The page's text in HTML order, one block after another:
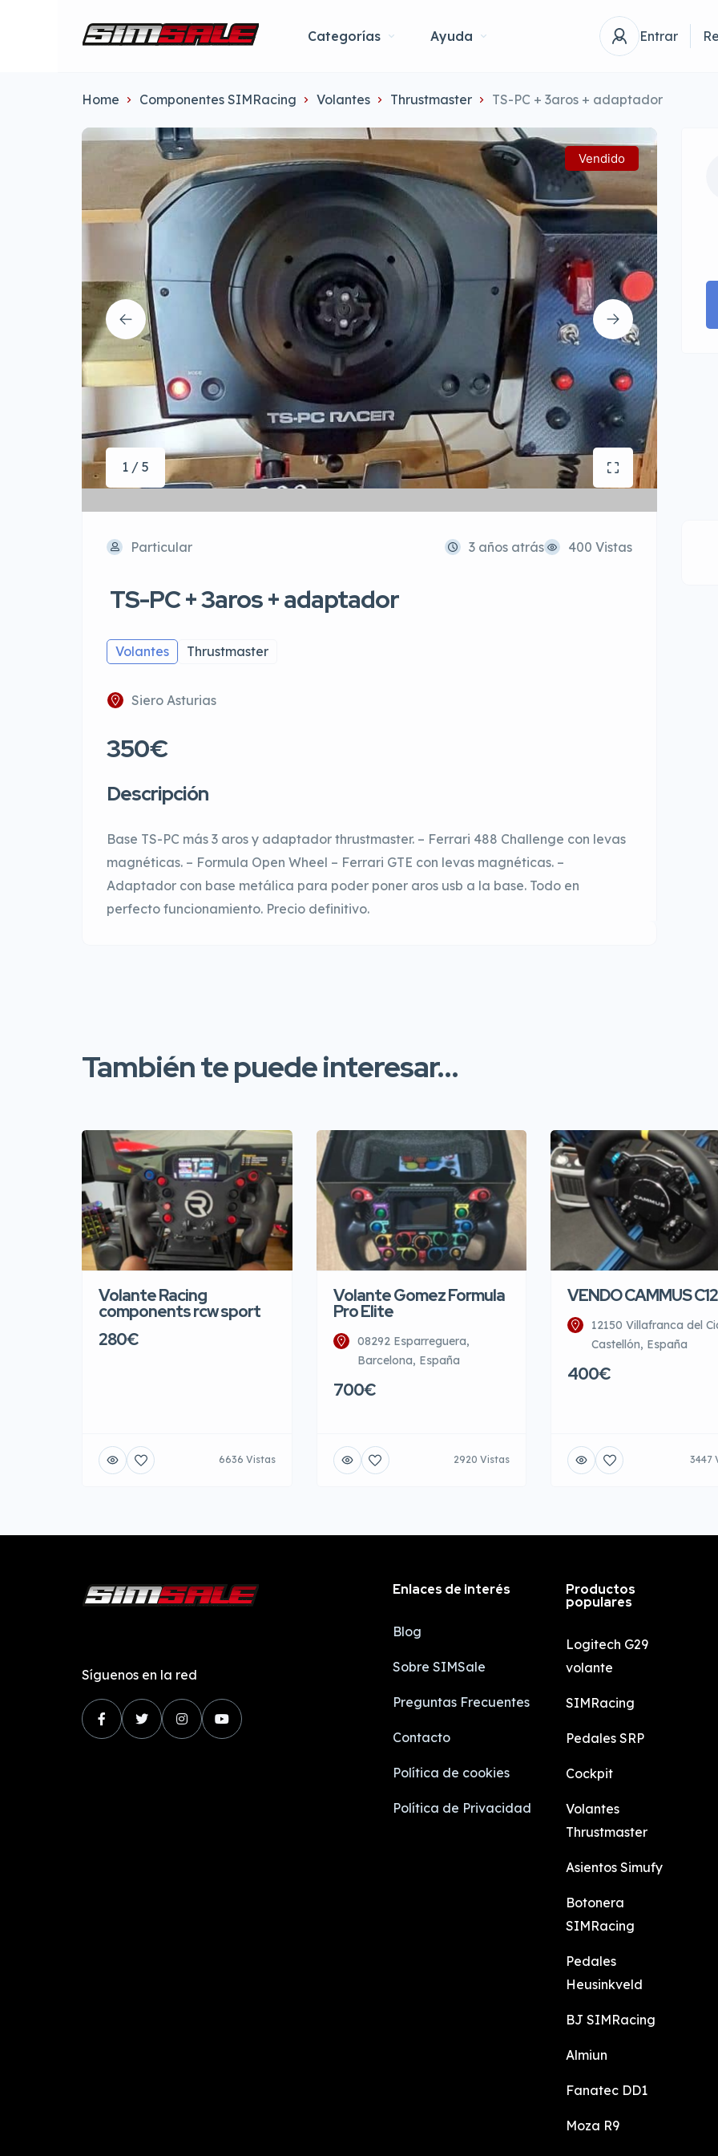
Categorías Ayuda Entrar
Home Componentes SIMRacing Volantes Thrustmaster TS-PC + 3aros + adaptador
Vendido
1 / 5
Particular 3 años atrás 400 Vistas
TS-PC + 3aros + adaptador
Volantes Thrustmaster
Siero Asturias
350€
Descripción
Base TS-PC más 3 aros y adaptador thrustmaster. – Ferrari 488 Challenge con levas
magnéticas. – Formula Open Wheel – Ferrari GTE con levas magnéticas. –
Adaptador con base metálica para poder poner aros usb a la base. Todo en
perfecto funcionamiento. Precio definitivo.
También te puede interesar...
Volante Racing
components rcw sport
280€
6636 Vistas
Volante Gomez Formula
Pro Elite
08292 Esparreguera,
Barcelona, España
700€
2920 Vistas
VENDO CAMMUS C12
12150 Villafranca del
Castellón, España
400€
3447
Síguenos en la red
Enlaces de interés
Blog
Sobre SIMSale
Preguntas Frecuentes
Contacto
Política de cookies
Política de Privacidad
Productos
populares
Logitech G29
volante
SIMRacing
Pedales SRP
Cockpit
Volantes
Thrustmaster
Asientos Simufy
Botonera
SIMRacing
Pedales
Heusinkveld
BJ SIMRacing
Almiun
Fanatec DD1
Moza R9